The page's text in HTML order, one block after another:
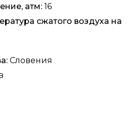
атм: 16
сжатого воздуха на
Словения